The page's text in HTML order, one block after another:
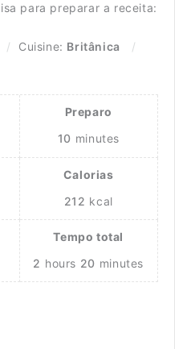
para preparar a receita:
Cuisine: Britânica
Preparo
10 minutes
Calorias
212 kcal
Tempo total
2 hours 20 minutes